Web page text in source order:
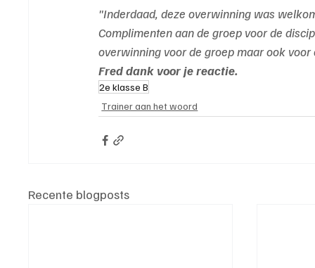
"Inderdaad, deze overwinning was
Complimenten aan de groep voor de
overwinning voor de groep maar ook
Fred dank voor je reactie.
2e klasse B
Trainer aan het woord
Recente blogposts